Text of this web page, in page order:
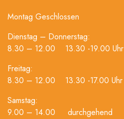
Montag Geschlossen
Dienstag – Donnerstag:
8.30 – 12.00 13.30 -19.00 Uhr
Freitag:
8.30 – 12.00 13.30 -17.00 Uhr
Samstag:
9.00 – 14.00 durchgehend